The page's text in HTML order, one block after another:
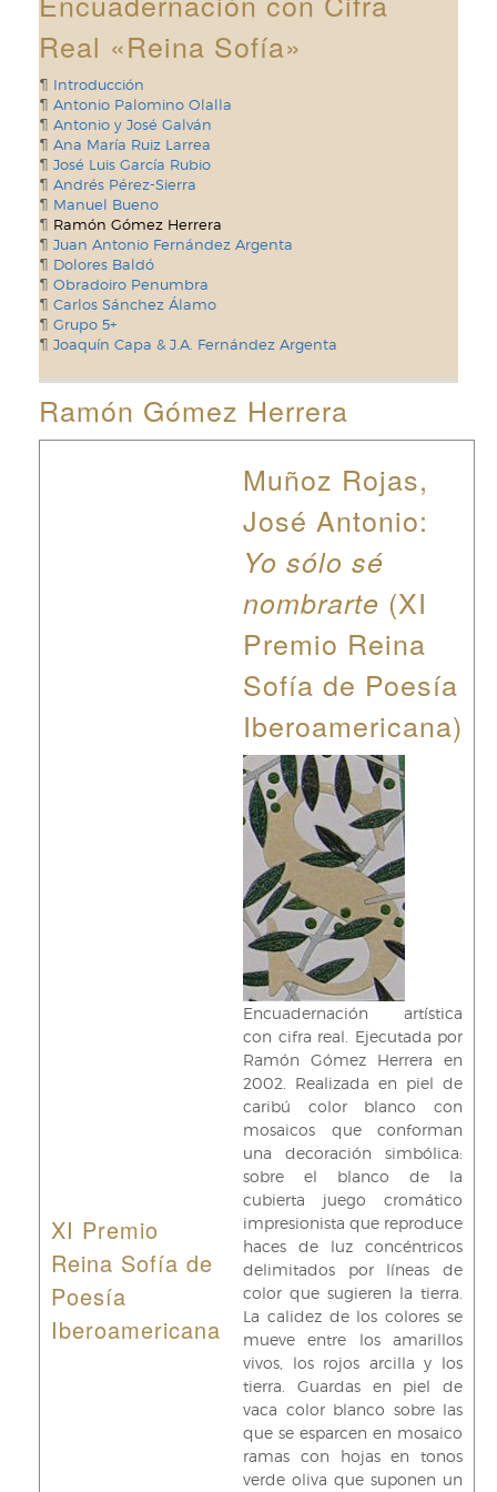
Real «Reina Sofía»
Introducción
Antonio Palomino Olalla
Antonio y José Galván
Ana María Ruiz Larrea
José Luis García Rubio
Andrés Pérez-Sierra
Manuel Bueno
Ramón Gómez Herrera
Juan Antonio Fernández Argenta
Dolores Baldó
Obradoiro Penumbra
Carlos Sánchez Álamo
Grupo 5+
Joaquín Capa & J.A. Fernández Argenta
Ramón Gómez Herrera
XI Premio
Reina Sofía de
Poesía
Iberoamericana
Muñoz Rojas,
José Antonio:
Yo sólo sé
nombrarte (XI
Premio Reina
Sofía de Poesía
Iberoamericana)
Encuadernación artística
con cifra real. Ejecutada por
Ramón Gómez Herrera en
2002. Realizada en piel de
caribú color blanco con
mosaicos que conforman
una decoración simbólica:
sobre el blanco de la
cubierta juego cromático
impresionista que reproduce
haces de luz concéntricos
delimitados por líneas de
color que sugieren la tierra.
La calidez de los colores se
mueve entre los amarillos
vivos, los rojos arcilla y los
tierra. Guardas en piel de
vaca color blanco sobre las
que se esparcen en mosaico
ramas con hojas en tonos
verde oliva que suponen un